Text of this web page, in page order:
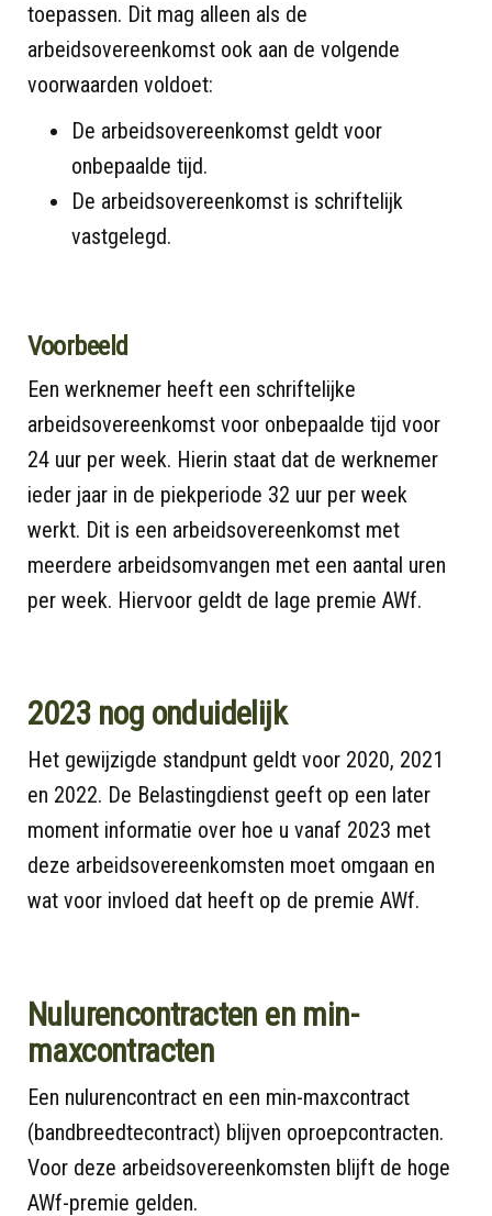
toepassen. Dit mag alleen als de
arbeidsovereenkomst ook aan de volgende
voorwaarden voldoet:
De arbeidsovereenkomst geldt voor
onbepaalde tijd.
De arbeidsovereenkomst is schriftelijk
vastgelegd.
Voorbeeld
Een werknemer heeft een schriftelijke
arbeidsovereenkomst voor onbepaalde tijd voor
24 uur per week. Hierin staat dat de werknemer
ieder jaar in de piekperiode 32 uur per week
werkt. Dit is een arbeidsovereenkomst met
meerdere arbeidsomvangen met een aantal uren
per week. Hiervoor geldt de lage premie AWf.
2023 nog onduidelijk
Het gewijzigde standpunt geldt voor 2020, 2021
en 2022. De Belastingdienst geeft op een later
moment informatie over hoe u vanaf 2023 met
deze arbeidsovereenkomsten moet omgaan en
wat voor invloed dat heeft op de premie AWf.
Nulurencontracten en min-
maxcontracten
Een nulurencontract en een min-maxcontract
(bandbreedtecontract) blijven oproepcontracten.
Voor deze arbeidsovereenkomsten blijft de hoge
AWf-premie gelden.